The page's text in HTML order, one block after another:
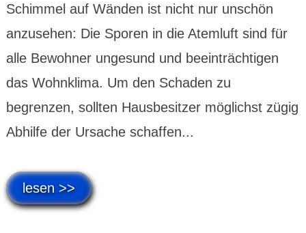
Schimmel auf Wänden ist nicht nur unschön
anzusehen: Die Sporen in die Atemluft sind für
alle Bewohner ungesund und beeinträchtigen
das Wohnklima. Um den Schaden zu
begrenzen, sollten Hausbesitzer möglichst zügig
Abhilfe der Ursache schaffen...
lesen >>